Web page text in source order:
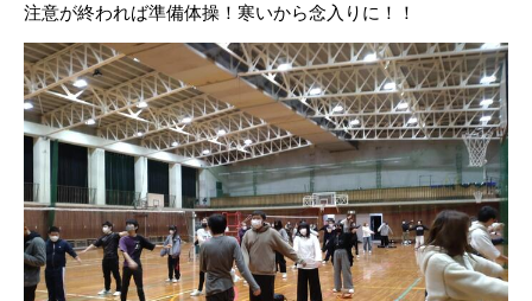
注意が終われば準備体操！寒いから念入りに！！